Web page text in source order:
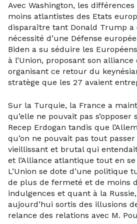
Avec Washington, les
moins atlantistes des Etats
disparaître tant Donald Trump a
nécessité d’une Défense
Biden a su séduire les
à l’Union, proposant son
organisant ce retour du
stratège que les 27 avaient
Sur la Turquie, la France a
qu’elle ne pouvait pas
Recep Erdogan tandis que
qu’on ne pouvait pas tout
vieillissant et brutal qui
et l’Alliance atlantique tout en
L’Union se dote d’une politique
de plus de fermeté et de moins
indulgences et quant à la
aujourd’hui sortis des illusions
relance des relations avec M.